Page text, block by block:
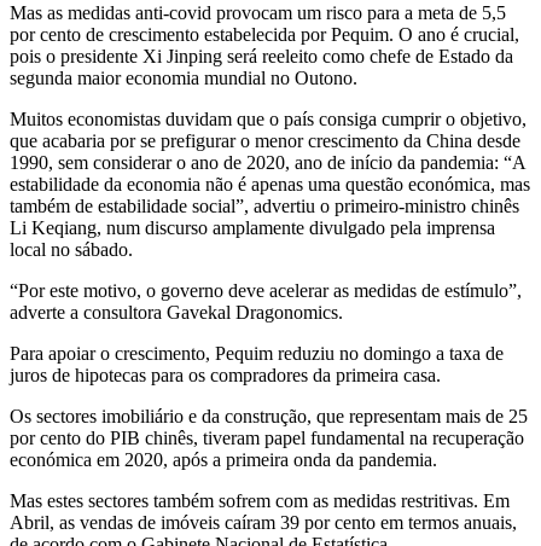
Mas as medidas anti-covid provocam um risco para a meta de 5,5
por cento de crescimento estabelecida por Pequim. O ano é crucial,
pois o presidente Xi Jinping será reeleito como chefe de Estado da
segunda maior economia mundial no Outono.
Muitos economistas duvidam que o país consiga cumprir o objetivo,
que acabaria por se prefigurar o menor crescimento da China desde
1990, sem considerar o ano de 2020, ano de início da pandemia: “A
estabilidade da economia não é apenas uma questão económica, mas
também de estabilidade social”, advertiu o primeiro-ministro chinês
Li Keqiang, num discurso amplamente divulgado pela imprensa
local no sábado.
“Por este motivo, o governo deve acelerar as medidas de estímulo”,
adverte a consultora Gavekal Dragonomics.
Para apoiar o crescimento, Pequim reduziu no domingo a taxa de
juros de hipotecas para os compradores da primeira casa.
Os sectores imobiliário e da construção, que representam mais de 25
por cento do PIB chinês, tiveram papel fundamental na recuperação
económica em 2020, após a primeira onda da pandemia.
Mas estes sectores também sofrem com as medidas restritivas. Em
Abril, as vendas de imóveis caíram 39 por cento em termos anuais,